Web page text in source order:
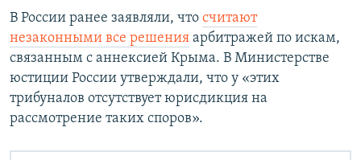
В России ранее заявляли, что считают
незаконными все решения арбитражей по искам,
связанным с аннексией Крыма. В Министерстве
юстиции России утверждали, что у «этих
трибуналов отсутствует юрисдикция на
рассмотрение таких споров».